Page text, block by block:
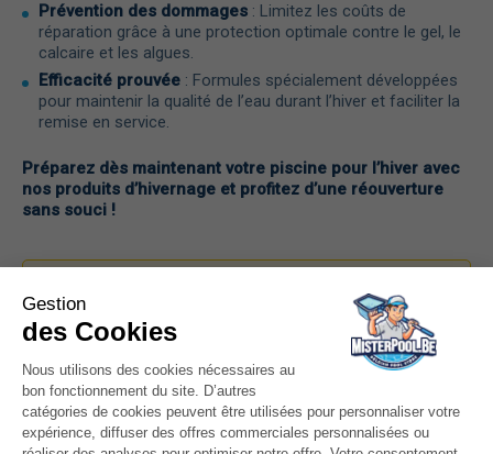
Prévention des dommages : Limitez les coûts de
réparation grâce à une protection optimale contre le gel, le
calcaire et les algues.
Efficacité prouvée : Formules spécialement développées
pour maintenir la qualité de l’eau durant l’hiver et faciliter la
remise en service.
Préparez dès maintenant votre piscine pour l’hiver avec
nos produits d’hivernage et profitez d’une réouverture
sans souci !
dosage